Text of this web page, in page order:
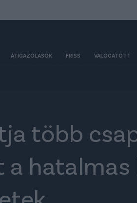
ÁTIGAZOLÁSOK FRISS VÁLOGATOTT
több
a